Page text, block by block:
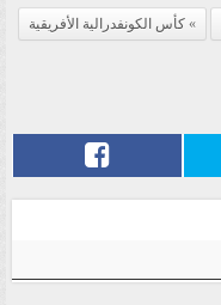
كأس الكونفدرالية الأفريقية